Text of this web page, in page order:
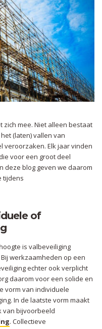
zich mee. Niet alleen bestaat
(laten) vallen van
veroorzaken. Elk jaar vinden
voor een groot deel
deze blog geven we daarom
tijdens
of
is valbeveiliging
werkzaamheden op een
echter ook verplicht
daarom voor een solide en
vorm van individuele
In de laatste vorm maakt
van bijvoorbeeld
. Collectieve